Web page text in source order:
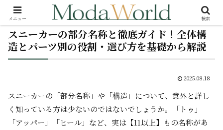
スニーカーの部分名称と徹底ガイド！全体構
造とパーツ別の役割・選び方を基礎から解説
2025.08.18
スニーカーの「部分名称」や「構造」について、意外と詳し
く知っている方は少ないのではないでしょうか。「トゥ」
「アッパー」「ヒール」など、実は【11以上】もの名称があ
メニュー 検索